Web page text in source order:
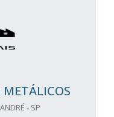
METÁLICOS
- SP